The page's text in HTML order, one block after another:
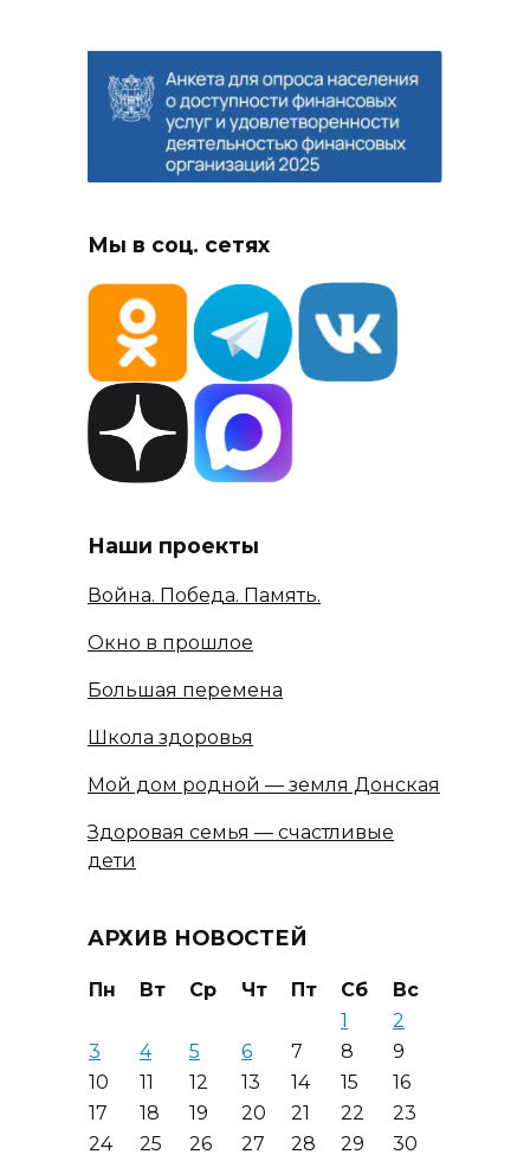
Мы в соц. сетях
Наши проекты
Война. Победа. Память.
Окно в прошлое
Большая перемена
Школа здоровья
Мой дом родной — земля Донская
Здоровая семья — счастливые
дети
АРХИВ НОВОСТЕЙ
Пн Вт Ср Чт Пт Сб
Вс
1
2
3
4 5 6 7 8
9
10
11 12 13 14 15
16
17
18 19 20 21 22
23
24
25 26 27 28 29
30